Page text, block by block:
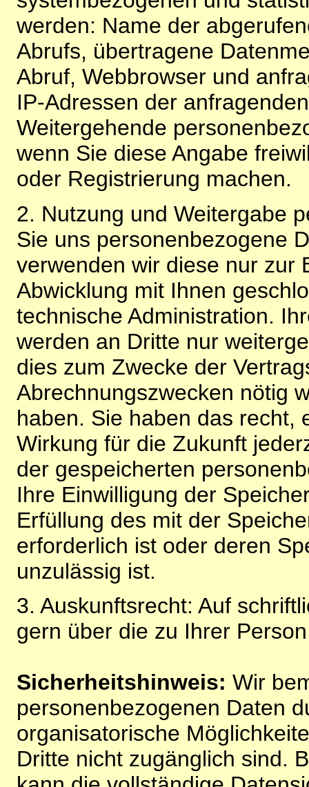
werden: Name der
Abrufs, übertragene
Abruf, Webbrowser und
IP-Adressen der
Weitergehende
wenn Sie diese Angabe
oder Registrierung machen.
2. Nutzung und Weitergabe
Sie uns personenbezogene
verwenden wir diese nur zur
Abwicklung mit Ihnen
technische Administration.
werden an Dritte nur
dies zum Zwecke der
Abrechnungszwecken nötig
haben. Sie haben das recht,
Wirkung für die Zukunft
der gespeicherten
Ihre Einwilligung der
Erfüllung des mit der
erforderlich ist oder deren
unzulässig ist.
3. Auskunftsrecht: Auf
gern über die zu Ihrer
Sicherheitshinweis: Wir
personenbezogenen Daten
organisatorische
Dritte nicht zugänglich sind.